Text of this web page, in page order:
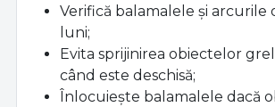
Verifică balamalele și arcurile
luni;
Evita sprijinirea obiectelor
când este deschisă;
Înlocuiește balamalele dacă